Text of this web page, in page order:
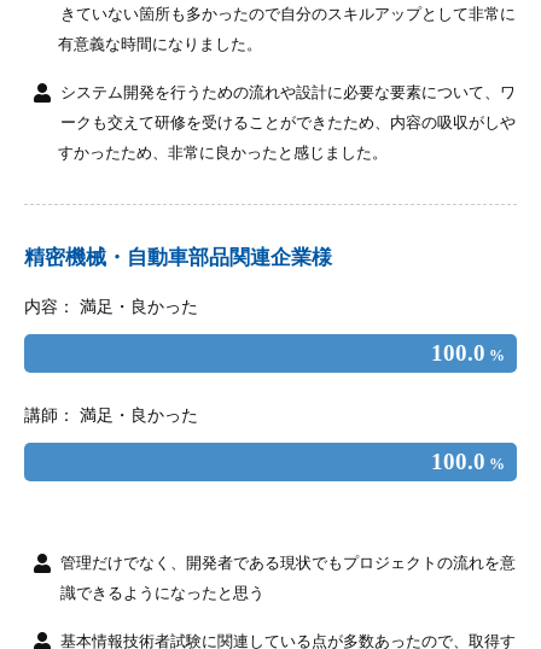
きていない箇所も多かったので自分のスキルアップとして非常に
有意義な時間になりました。
システム開発を行うための流れや設計に必要な要素について、ワ
ークも交えて研修を受けることができたため、内容の吸収がしや
すかったため、非常に良かったと感じました。
精密機械・自動車部品関連企業様
内容： 満足・良かった
100.0 %
講師： 満足・良かった
100.0 %
管理だけでなく、開発者である現状でもプロジェクトの流れを意
識できるようになったと思う
基本情報技術者試験に関連している点が多数あったので、取得す